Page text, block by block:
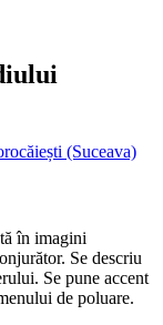
(Suceava)
în imagini
Se descriu
Se pune accent
de poluare.